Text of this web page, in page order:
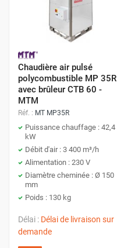
Chaudière air pulsé
polycombustible MP 35R
avec brûleur CTB 60 -
MTM
Réf. : MT MP35R
Puissance chauffage : 42,4
kW
Débit d'air : 3 400 m³/h
Alimentation : 230 V
Diamètre cheminée : Ø 150
mm
Poids : 130 kg
Délai : Délai de livraison sur
demande